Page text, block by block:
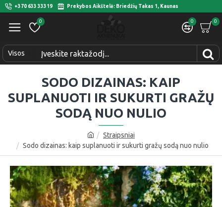
+370 633 33319 Prekybos Aikštelė: Briedžių Takas 1, Kaunas
0 0 0
Visos
Straipsniai
Sodo dizainas: kaip suplanuoti ir sukurti gražų sodą nuo nulio
SODO DIZAINAS: KAIP
SUPLANUOTI IR SUKURTI GRAŽŲ
SODĄ NUO NULIO